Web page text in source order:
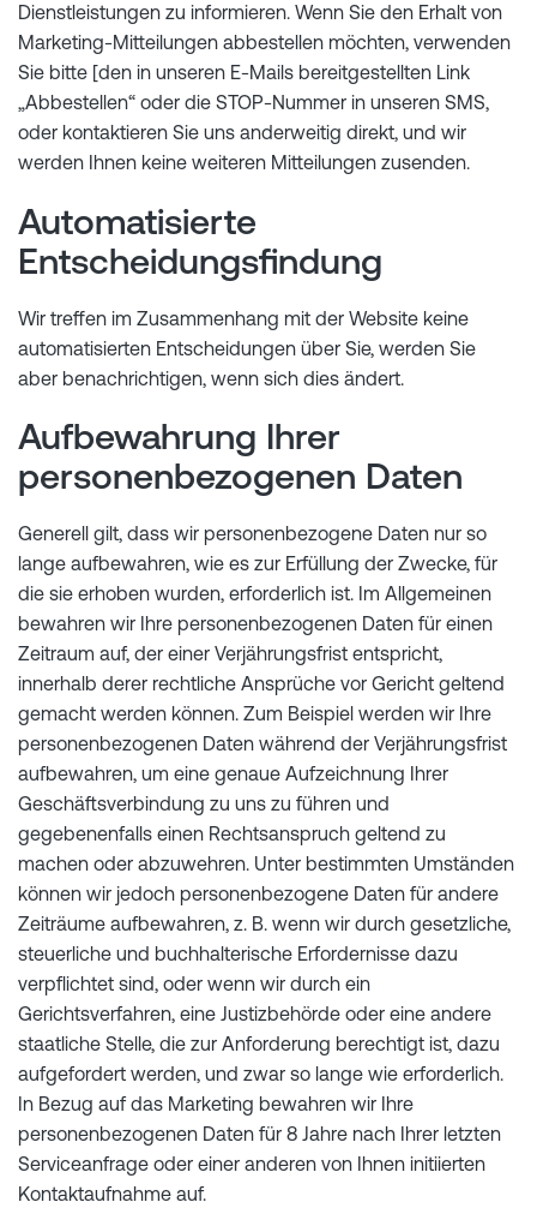
Dienstleistungen zu informieren. Wenn Sie den Erhalt von
Marketing-Mitteilungen abbestellen möchten, verwenden
Sie bitte [den in unseren E-Mails bereitgestellten Link
„Abbestellen“ oder die STOP-Nummer in unseren SMS,
oder kontaktieren Sie uns anderweitig direkt, und wir
werden Ihnen keine weiteren Mitteilungen zusenden.
Automatisierte
Entscheidungsfindung
Wir treffen im Zusammenhang mit der Website keine
automatisierten Entscheidungen über Sie, werden Sie
aber benachrichtigen, wenn sich dies ändert.
Aufbewahrung Ihrer
personenbezogenen Daten
Generell gilt, dass wir personenbezogene Daten nur so
lange aufbewahren, wie es zur Erfüllung der Zwecke, für
die sie erhoben wurden, erforderlich ist. Im Allgemeinen
bewahren wir Ihre personenbezogenen Daten für einen
Zeitraum auf, der einer Verjährungsfrist entspricht,
innerhalb derer rechtliche Ansprüche vor Gericht geltend
gemacht werden können. Zum Beispiel werden wir Ihre
personenbezogenen Daten während der Verjährungsfrist
aufbewahren, um eine genaue Aufzeichnung Ihrer
Geschäftsverbindung zu uns zu führen und
gegebenenfalls einen Rechtsanspruch geltend zu
machen oder abzuwehren. Unter bestimmten Umständen
können wir jedoch personenbezogene Daten für andere
Zeiträume aufbewahren, z. B. wenn wir durch gesetzliche,
steuerliche und buchhalterische Erfordernisse dazu
verpflichtet sind, oder wenn wir durch ein
Gerichtsverfahren, eine Justizbehörde oder eine andere
staatliche Stelle, die zur Anforderung berechtigt ist, dazu
aufgefordert werden, und zwar so lange wie erforderlich.
In Bezug auf das Marketing bewahren wir Ihre
personenbezogenen Daten für 8 Jahre nach Ihrer letzten
Serviceanfrage oder einer anderen von Ihnen initiierten
Kontaktaufnahme auf.